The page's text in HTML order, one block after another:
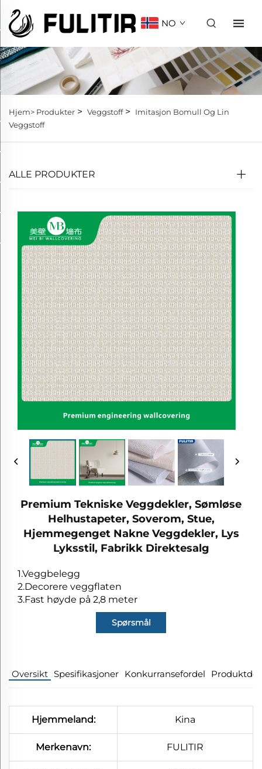
NO
Hjem> Produkter > Veggstoff>
Imitasjon Bomull Og Lin
Veggstoff
ALLE PRODUKTER
Premium Tekniske Veggdekler, Sømløse
Helhustapeter, Soverom, Stue,
Hjemmegenget Nakne Veggdekler, Lys
Lyksstil, Fabrikk Direktesalg
1.Veggbelegg
2.Decorere veggflaten
3.Fast høyde på 2,8 meter
Spørsmål
Oversikt Spesifikasjoner Konkurransefordel
Hjemmeland: Kina
Merkenavn: FULITIR